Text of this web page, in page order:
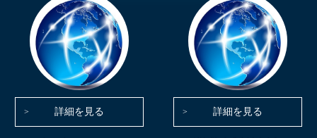
詳細を見る 詳細を見る